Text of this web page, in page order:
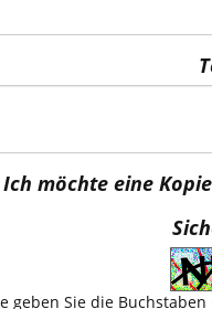
Ich möchte eine
geben Sie die